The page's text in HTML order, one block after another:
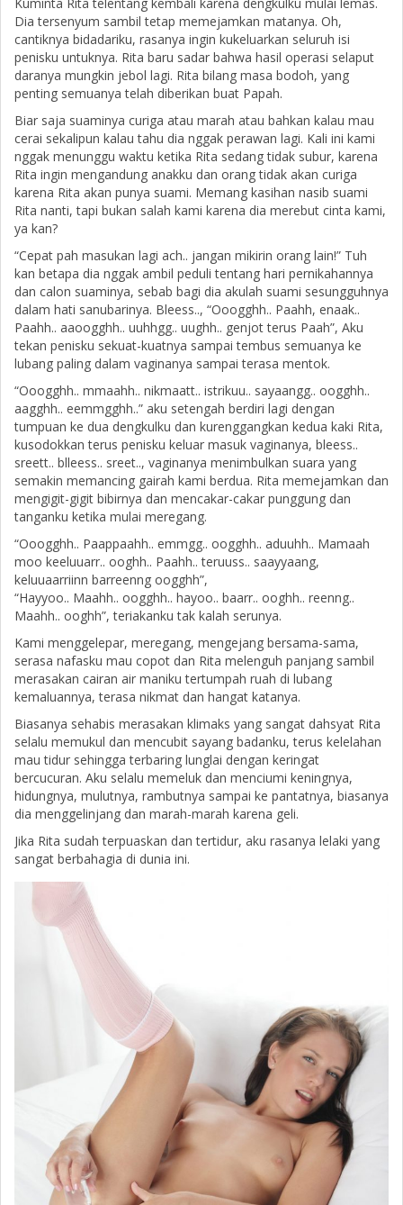
Dia tersenyum sambil tetap memejamkan matanya. Oh,
cantiknya bidadariku, rasanya ingin kukeluarkan seluruh isi
penisku untuknya. Rita baru sadar bahwa hasil operasi selaput
daranya mungkin jebol lagi. Rita bilang masa bodoh, yang
penting semuanya telah diberikan buat Papah.
Biar saja suaminya curiga atau marah atau bahkan kalau mau
cerai sekalipun kalau tahu dia nggak perawan lagi. Kali ini kami
nggak menunggu waktu ketika Rita sedang tidak subur, karena
Rita ingin mengandung anakku dan orang tidak akan curiga
karena Rita akan punya suami. Memang kasihan nasib suami
Rita nanti, tapi bukan salah kami karena dia merebut cinta kami,
ya kan?
“Cepat pah masukan lagi ach.. jangan mikirin orang lain!” Tuh
kan betapa dia nggak ambil peduli tentang hari pernikahannya
dan calon suaminya, sebab bagi dia akulah suami sesungguhnya
dalam hati sanubarinya. Bleess.., “Ooogghh.. Paahh, enaak..
Paahh.. aaoogghh.. uuhhgg.. uughh.. genjot terus Paah”, Aku
tekan penisku sekuat-kuatnya sampai tembus semuanya ke
lubang paling dalam vaginanya sampai terasa mentok.
“Ooogghh.. mmaahh.. nikmaatt.. istrikuu.. sayaangg.. oogghh..
aagghh.. eemmgghh..” aku setengah berdiri lagi dengan
tumpuan ke dua dengkulku dan kurenggangkan kedua kaki Rita,
kusodokkan terus penisku keluar masuk vaginanya, bleess..
sreett.. blleess.. sreet.., vaginanya menimbulkan suara yang
semakin memancing gairah kami berdua. Rita memejamkan dan
mengigit-gigit bibirnya dan mencakar-cakar punggung dan
tanganku ketika mulai meregang.
“Ooogghh.. Paappaahh.. emmgg.. oogghh.. aduuhh.. Mamaah
moo keeluuarr.. ooghh.. Paahh.. teruuss.. saayyaang,
keluuaarriinn barreenng oogghh”,
“Hayyoo.. Maahh.. oogghh.. hayoo.. baarr.. ooghh.. reenng..
Maahh.. ooghh”, teriakanku tak kalah serunya.
Kami menggelepar, meregang, mengejang bersama-sama,
serasa nafasku mau copot dan Rita melenguh panjang sambil
merasakan cairan air maniku tertumpah ruah di lubang
kemaluannya, terasa nikmat dan hangat katanya.
Biasanya sehabis merasakan klimaks yang sangat dahsyat Rita
selalu memukul dan mencubit sayang badanku, terus kelelahan
mau tidur sehingga terbaring lunglai dengan keringat
bercucuran. Aku selalu memeluk dan menciumi keningnya,
hidungnya, mulutnya, rambutnya sampai ke pantatnya, biasanya
dia menggelinjang dan marah-marah karena geli.
Jika Rita sudah terpuaskan dan tertidur, aku rasanya lelaki yang
sangat berbahagia di dunia ini.